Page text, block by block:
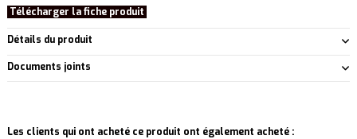
Télécharger la fiche produit
Détails du produit
Documents joints
Les clients qui ont acheté ce produit ont également acheté :